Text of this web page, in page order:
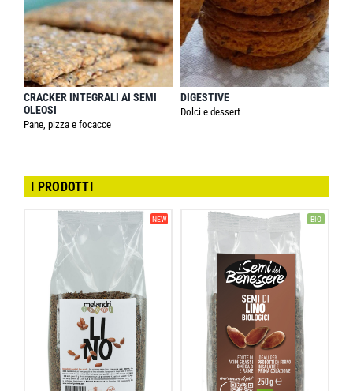
CRACKER INTEGRALI AI SEMI
OLEOSI
Pane, pizza e focacce
DIGESTIVE
Dolci e dessert
I PRODOTTI
NEW BIO